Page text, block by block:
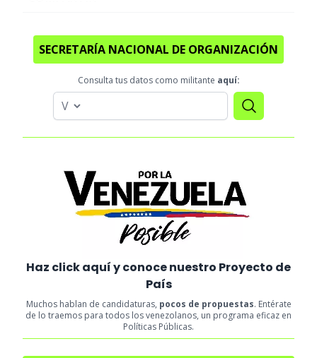
SECRETARÍA NACIONAL DE ORGANIZACIÓN
Consulta tus datos como militante aquí:
Haz click aquí y conoce nuestro Proyecto de
País
Muchos hablan de candidaturas, pocos de propuestas. Entérate
de lo traemos para todos los venezolanos, un programa eficaz en
Políticas Públicas.